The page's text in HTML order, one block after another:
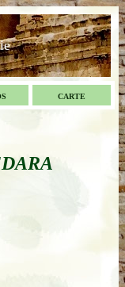
CARTE